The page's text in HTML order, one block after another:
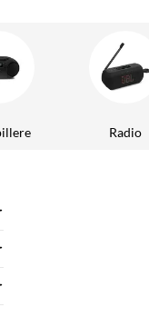
Radio